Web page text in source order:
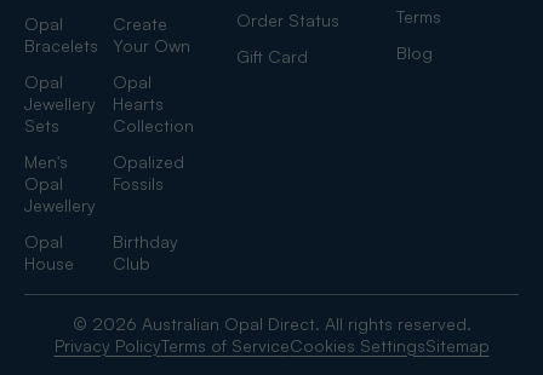
Opal
Bracelets
Create
Your Own
Opal
Jewellery
Sets
Opal
Hearts
Collection
Men's
Opal
Jewellery
Opalized
Fossils
Opal
House
Birthday
Club
Order Status
Gift Card
Terms
Blog
© 2026 Australian Opal Direct. All rights reserved.
Privacy PolicyTerms of ServiceCookies SettingsSitemap